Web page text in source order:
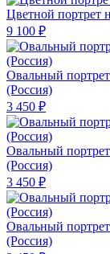
Цветной портрет
9 100 ₽
Овальный
(Россия)
3 450 ₽
Овальный
(Россия)
3 450 ₽
Овальный
(Россия)